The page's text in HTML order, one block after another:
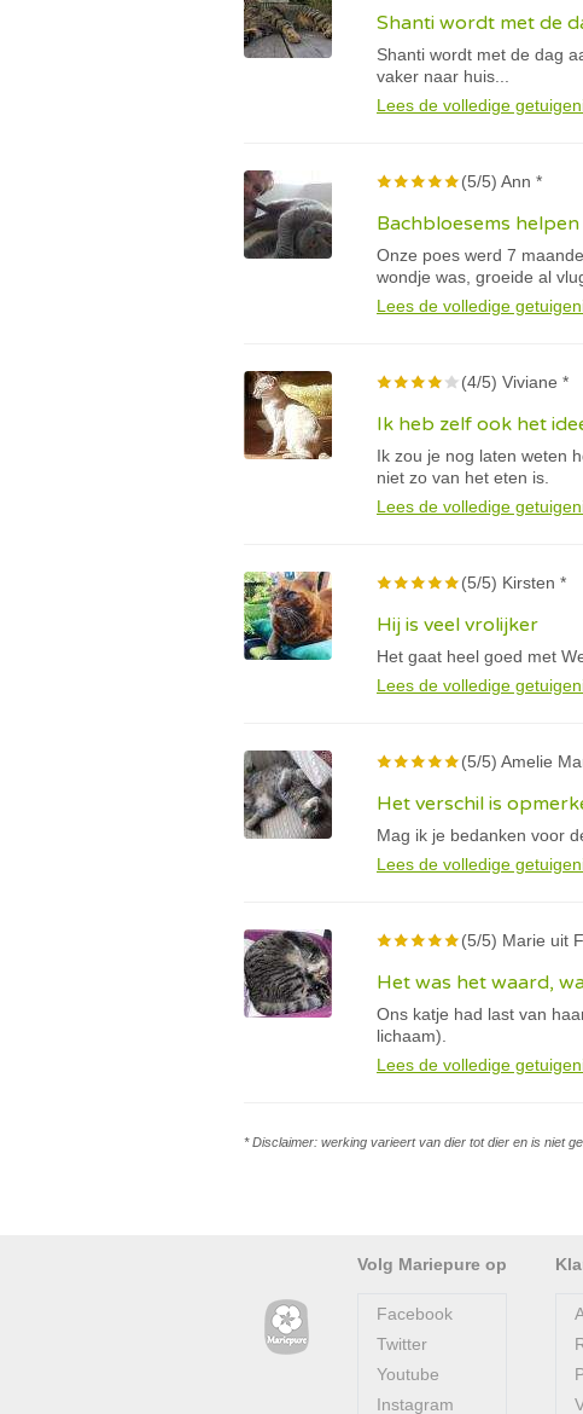
Shanti wordt met de
Shanti wordt met de dag
vaker naar huis...
Lees de volledige
(5/5) Ann *
Bachbloesems
Onze poes werd 7
wondje was, groeide al
Lees de volledige
(4/5) Viviane *
Ik heb zelf ook het
Ik zou je nog laten weten
niet zo van het eten is.
Lees de volledige
(5/5) Kirsten *
Hij is veel vrolijker
Het gaat heel goed met
Lees de volledige
(5/5) Amelie
Het verschil is
Mag ik je bedanken voor
Lees de volledige
(5/5) Marie uit
Het was het waard,
Ons katje had last van
lichaam).
Lees de volledige
* Disclaimer: werking varieert van dier tot dier en is niet
Volg Mariepure op
Facebook
Twitter
Youtube
Instagram